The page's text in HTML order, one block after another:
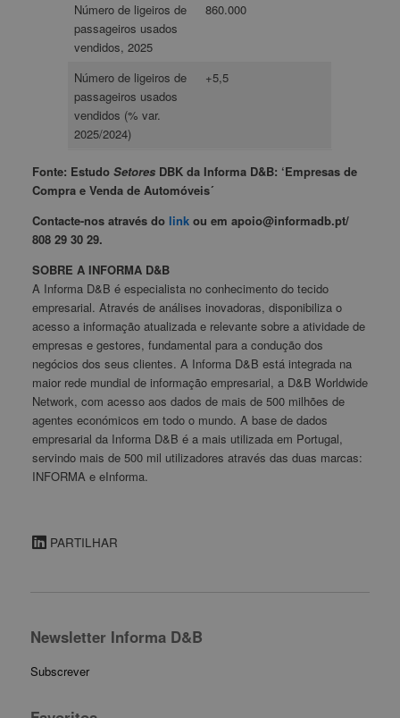
Número de ligeiros de
passageiros usados
vendidos, 2025
860.000
Número de ligeiros de
passageiros usados
vendidos (% var.
2025/2024)
+5,5
Fonte: EstudoSetoresDBK da Informa D&B: ‘Empresas de
Compra e Venda de Automóveis´
Contacte-nos através do link ou em apoio@informadb.pt/
808 29 30 29.
SOBRE A INFORMA D&B
A Informa D&B é especialista no conhecimento do tecido
empresarial. Através de análises inovadoras, disponibiliza o
acesso a informação atualizada e relevante sobre a atividade de
empresas e gestores, fundamental para a condução dos
negócios dos seus clientes. A Informa D&B está integrada na
maior rede mundial de informação empresarial, a D&B Worldwide
Network, com acesso aos dados de mais de 500 milhões de
agentes económicos em todo o mundo. A base de dados
empresarial da Informa D&B é a mais utilizada em Portugal,
servindo mais de 500 mil utilizadores através das duas marcas:
INFORMA e eInforma.
PARTILHAR
Newsletter Informa D&B
Subscrever